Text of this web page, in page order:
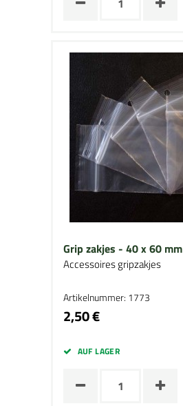
Grip zakjes - 40 x 60 mm
Accessoires gripzakjes
Artikelnummer: 1773
2,50 €
AUF LAGER